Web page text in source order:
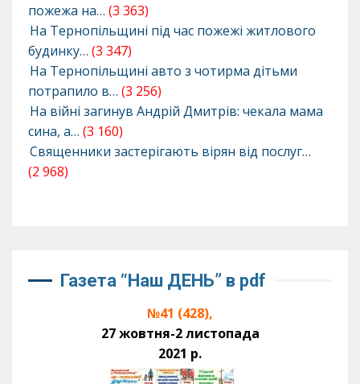
пожежа на… (3 363)
На Тернопільщині під час пожежі житлового
будинку… (3 347)
На Тернопільщині авто з чотирма дітьми
потрапило в… (3 256)
На війні загинув Андрій Дмитрів: чекала мама
сина, а… (3 160)
Священники застерігають вірян від послуг…
(2 968)
Газета “Наш ДЕНЬ” в pdf
№41 (428),
27 жовтня-2 листопада
2021 р.